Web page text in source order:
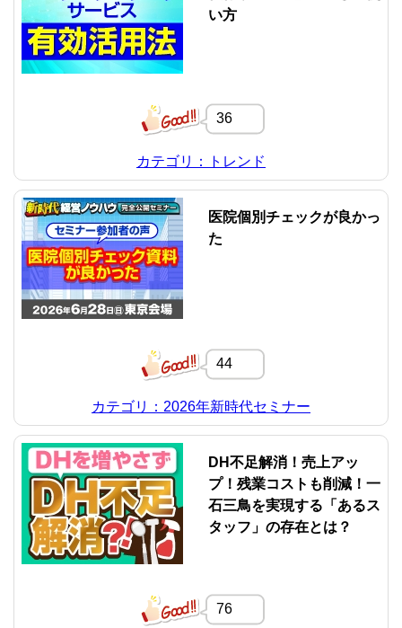
い方
36
カテゴリ：トレンド
医院個別チェックが良かっ
た
44
カテゴリ：2026年新時代セミナー
DH不足解消！売上アッ
プ！残業コストも削減！一
石三鳥を実現する「あるス
タッフ」の存在とは？
76